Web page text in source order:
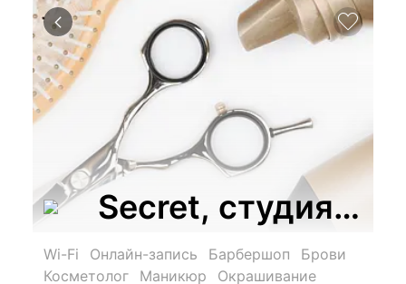
Secret, студия
Wi-Fi Онлайн-запись Барбершоп
Брови
Косметолог
Маникюр
Окрашивание